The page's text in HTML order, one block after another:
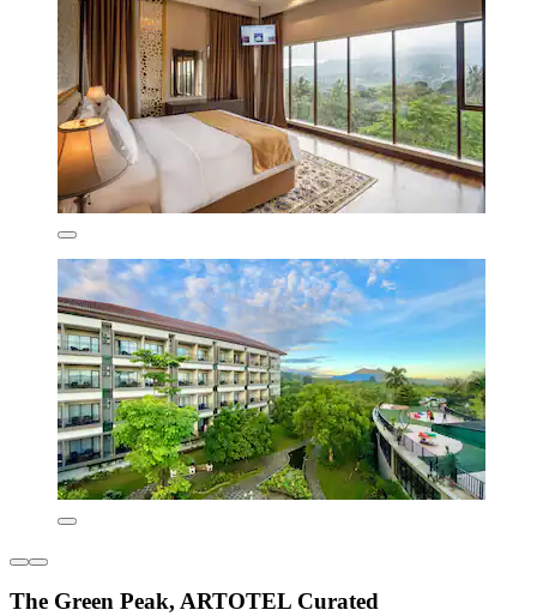
The Green Peak, ARTOTEL Curated